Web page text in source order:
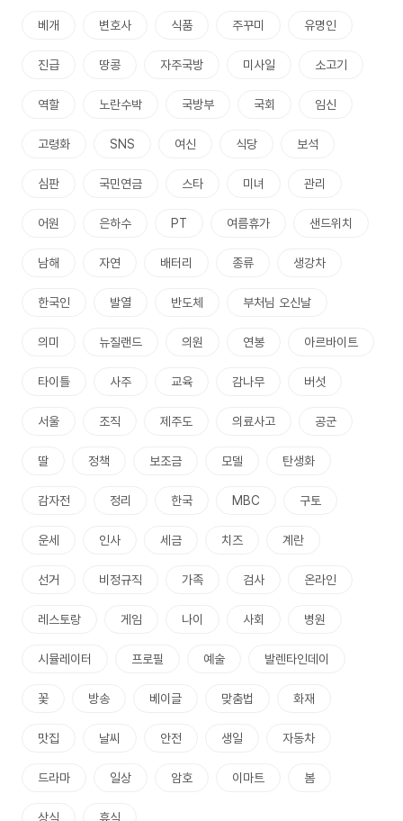
베개 변호사 식품 주꾸미 유명인
진급 땅콩 자주국방 미사일 소고기
역할 노란수박 국방부 국회 임신
고령화 SNS 여신 식당 보석
심판 국민연금 스타 미녀 관리
어원 은하수 PT 여름휴가 샌드위치
남해 자연 배터리 종류 생강차
한국인 발열 반도체 부처님 오신날
의미 뉴질랜드 의원 연봉 아르바이트
타이틀 사주 교육 감나무 버섯
서울 조직 제주도 의료사고 공군
딸 정책 보조금 모델 탄생화
감자전 정리 한국 MBC 구토
운세 인사 세금 치즈 계란
선거 비정규직 가족 검사 온라인
레스토랑 게임 나이 사회 병원
시뮬레이터 프로필 예술 발렌타인데이
꽃 방송 베이글 맞춤법 화재
맛집 날씨 안전 생일 자동차
드라마 일상 암호 이마트 봄
상식 휴식